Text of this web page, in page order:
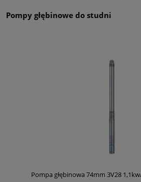
Pompy głębinowe do studni
Pompa głębinowa 74mm 3V28